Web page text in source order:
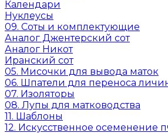
Календари
Нуклеусы
09. Соты и комплектующие
Аналог Джентерский сот
Аналог Никот
Иранский сот
05. Мисочки для вывода маток
06. Шпатели для переноса
07. Изоляторы
08. Лупы для матководства
11. Шаблоны
12. Искусственное осеменение